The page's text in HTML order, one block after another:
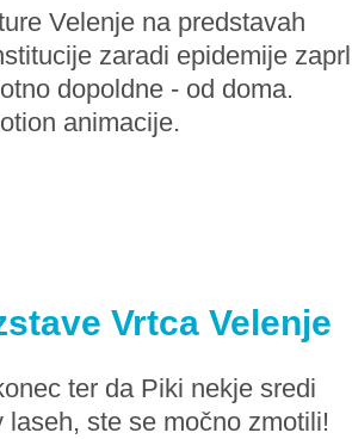
Velenje na predstavah
zaradi epidemije
dopoldne - od doma.
animacije.
Vrtca Velenje
ter da Piki nekje sredi
ste se močno zmotili!